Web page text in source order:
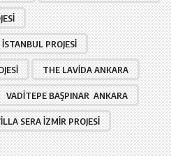
PROJESI
THE LAVIDA ANKARA
VADITEPE BAŞPINAR ANKARA
SERA İZMIR PROJESI